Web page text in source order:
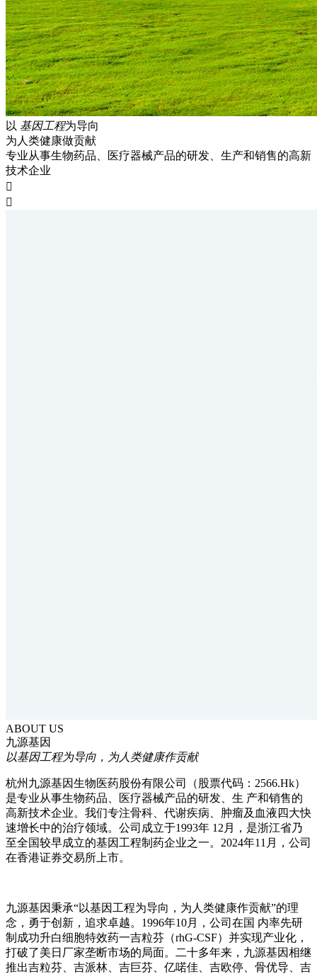
以 基因工程为导向
为人类健康做贡献
专业从事生物药品、医疗器械产品的研发、生产和销售的高新
技术企业


ABOUT US
九源基因
以基因工程为导向，为人类健康作贡献
杭州九源基因生物医药股份有限公司（股票代码：2566.Hk）
是专业从事生物药品、医疗器械产品的研发、生 产和销售的
高新技术企业。我们专注骨科、代谢疾病、肿瘤及血液四大快
速增长中的治疗领域。公司成立于1993年 12月，是浙江省乃
至全国较早成立的基因工程制药企业之一。2024年11月，公司
在香港证券交易所上市。
九源基因秉承“以基因工程为导向，为人类健康作贡献”的理
念，勇于创新，追求卓越。1996年10月，公司在国 内率先研
制成功升白细胞特效药一吉粒芬（rhG-CSF）并实现产业化，
打破了美日厂家垄断市场的局面。二十多年来，九源基因相继
推出吉粒芬、吉派林、吉巨芬、亿喏佳、吉欧停、骨优导、吉